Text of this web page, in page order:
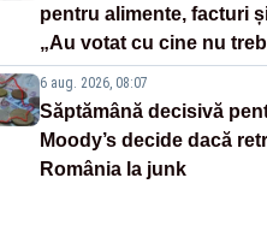
pentru alimente, facturi
„Au votat cu cine nu
6 aug. 2026, 08:07
Săptămână decisivă
Moody’s decide dacă
România la junk